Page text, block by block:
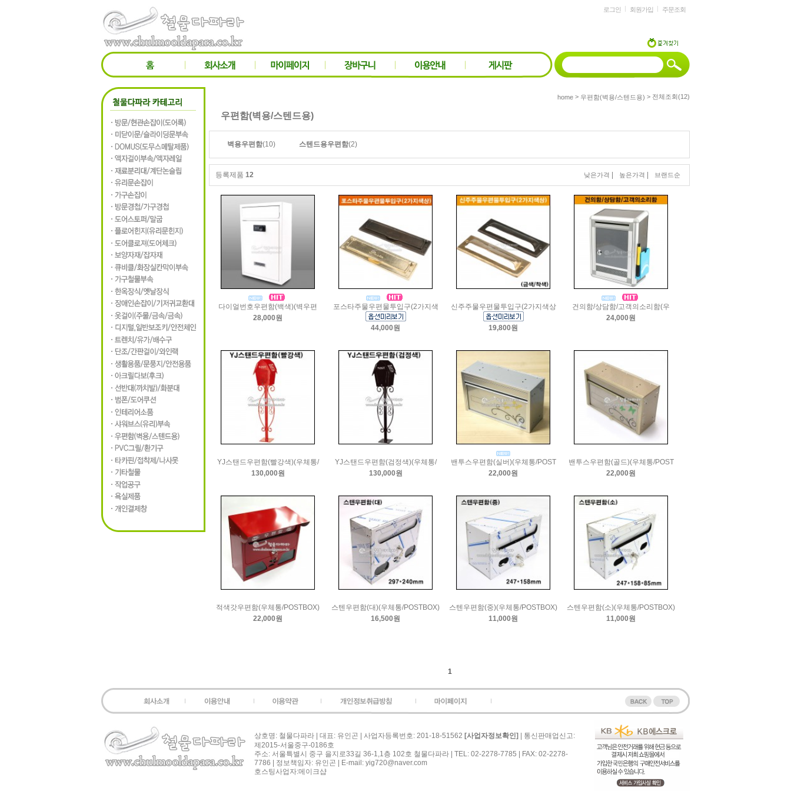
로그인 회원가입 주문조회
home > 우편함(벽용/스텐드용) > 전체조회(12)
우편함(벽용/스텐드용)
벽용우편함(10) 스텐드용우편함(2)
등록제품 12 낮은가격 높은가격 브랜드순
다이얼번호우편함(백색)(벽우편
28,000원
포스타주물우편물투입구(2가지색
44,000원
신주주물우편물투입구(2가지색상
19,800원
건의함/상담함/고객의소리함(우
24,000원
YJ스탠드우편함(빨강색)(우체통/
130,000원
YJ스탠드우편함(검정색)(우체통/
130,000원
밴투스우편함(실버)(우체통/POST
22,000원
밴투스우편함(골드)(우체통/POST
22,000원
적색갓우편함(우체통/POSTBOX)
22,000원
스텐우편함(대)(우체통/POSTBOX)
16,500원
스텐우편함(중)(우체통/POSTBOX)
11,000원
스텐우편함(소)(우체통/POSTBOX)
11,000원
1
상호명: 철물다파라 | 대표: 유인곤 | 사업자등록번호: 201-18-51562 [사업자정보확인]
| 통신판매업신고:
제2015-서울중구-0186호
주소: 서울특별시 중구 을지로33길 36-1,1층 102호 철물다파라 | TEL: 02-2278-7785 | FAX: 02-2278-
7786 | 정보책임자: 유인곤 | E-mail: yig720@naver.com
호스팅사업자:메이크샵